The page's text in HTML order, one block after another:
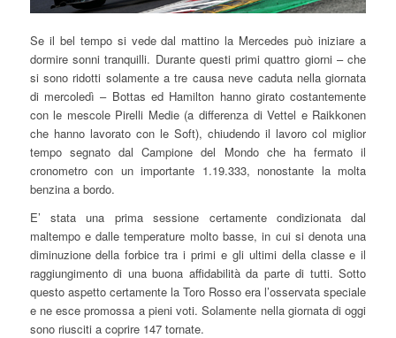
Se il bel tempo si vede dal mattino la Mercedes può iniziare a
dormire sonni tranquilli. Durante questi primi quattro giorni – che
si sono ridotti solamente a tre causa neve caduta nella giornata
di mercoledì – Bottas ed Hamilton hanno girato costantemente
con le mescole Pirelli Medie (a differenza di Vettel e Raikkonen
che hanno lavorato con le Soft), chiudendo il lavoro col miglior
tempo segnato dal Campione del Mondo che ha fermato il
cronometro con un importante 1.19.333, nonostante la molta
benzina a bordo.
E’ stata una prima sessione certamente condizionata dal
maltempo e dalle temperature molto basse, in cui si denota una
diminuzione della forbice tra i primi e gli ultimi della classe e il
raggiungimento di una buona affidabilità da parte di tutti. Sotto
questo aspetto certamente la Toro Rosso era l’osservata speciale
e ne esce promossa a pieni voti. Solamente nella giornata di oggi
sono riusciti a coprire 147 tornate.